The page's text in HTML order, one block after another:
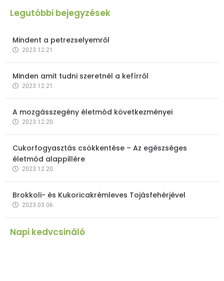
Legutóbbi bejegyzések
Mindent a petrezselyemről
2023.12.21.
Minden amit tudni szeretnél a kefírről
2023.12.21.
A mozgásszegény életmód következményei
2023.12.20.
Cukorfogyasztás csökkentése – Az egészséges
életmód alappillére
2023.12.20.
Brokkoli- és Kukoricakrémleves Tojásfehérjével
2023.03.06.
Napi kedvcsináló